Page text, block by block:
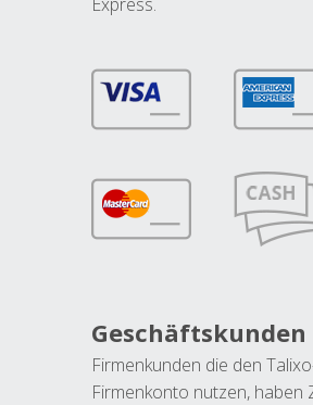
Geschäftskunden
Firmenkunden die den
Firmenkonto nutzen, haben